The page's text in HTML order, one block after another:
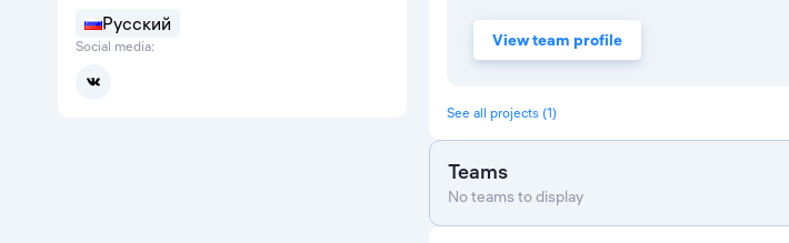
Русский
Social media: View team profile
See all projects (1)
Teams
No teams to display